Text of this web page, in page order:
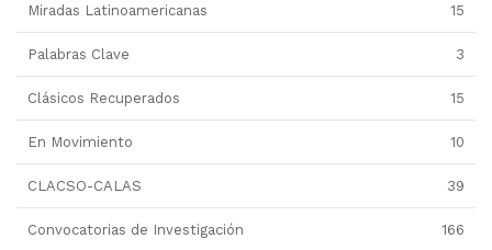
Miradas Latinoamericanas 15
Palabras Clave 3
Clásicos Recuperados 15
En Movimiento 10
CLACSO-CALAS 39
Convocatorias de Investigación 166